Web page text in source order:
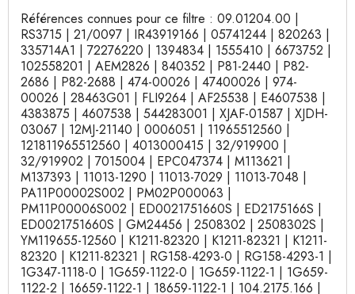
Références connues pour ce filtre : 09.01204.00 |
RS3715 | 21/0097 | IR43919166 | 05741244 | 820263 |
335714A1 | 72276220 | 1394834 | 1555410 | 6673752 |
102558201 | AEM2826 | 840352 | P81-2440 | P82-
2686 | P82-2688 | 474-00026 | 47400026 | 974-
00026 | 28463G01 | FLI9264 | AF25538 | E4607538 |
4383875 | 4607538 | 544283001 | XJAF-01587 | XJDH-
03067 | 12MJ-21140 | 0006051 | 11965512560 |
121811965512560 | 4013000415 | 32/919900 |
32/919902 | 7015004 | EPC047374 | M113621 |
M137393 | 11013-1290 | 11013-7029 | 11013-7048 |
PA11P00002S002 | PM02P000063 |
PM11P00006S002 | ED0021751660S | ED2175166S |
ED0021751660S | GM24456 | 2508302 | 2508302S |
YM119655-12560 | K1211-82320 | K1211-82321 | K1211-
82320 | K1211-82321 | RG158-4293-0 | RG158-4293-1 |
1G347-1118-0 | 1G659-1122-0 | 1G659-1122-1 | 1G659-
1122-2 | 16659-1122-1 | 18659-1122-1 | 104.2175.166 |